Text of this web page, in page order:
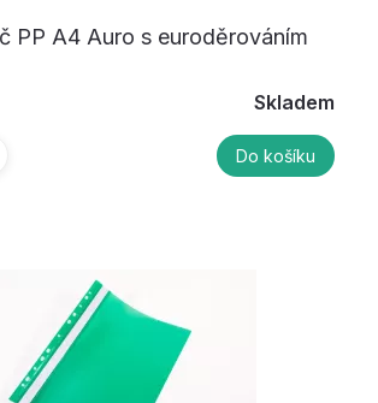
PP A4 Auro s euroděrováním
Skladem
Do košíku